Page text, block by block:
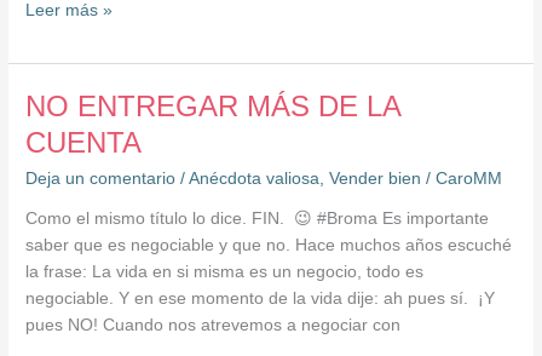
Leer más »
NO ENTREGAR MÁS DE LA
CUENTA
Deja un comentario /Anécdota valiosa ,Vender bien /CaroMM
Como el mismo título lo dice. FIN. 😉 #Broma Es importante
saber que es negociable y que no. Hace muchos años escuché
la frase: La vida en si misma es un negocio, todo es
negociable. Y en ese momento de la vida dije: ah pues sí. ¡Y
pues NO! Cuando nos atrevemos a negociar con
NO
MÁS
DE